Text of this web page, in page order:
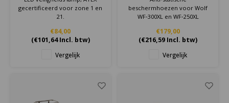
gecertificeerd voor zone 1 en
21 .
€84,00
(€101,64Incl. btw)
Vergelijk
beschermhoezen voor Wolf
WF‑300XL en WF‑250XL
stuks, ontworpen om het
armatuur te beschermen
tegen vervuiling.
€179,00
(€216,59 Incl. btw)
Vergelijk